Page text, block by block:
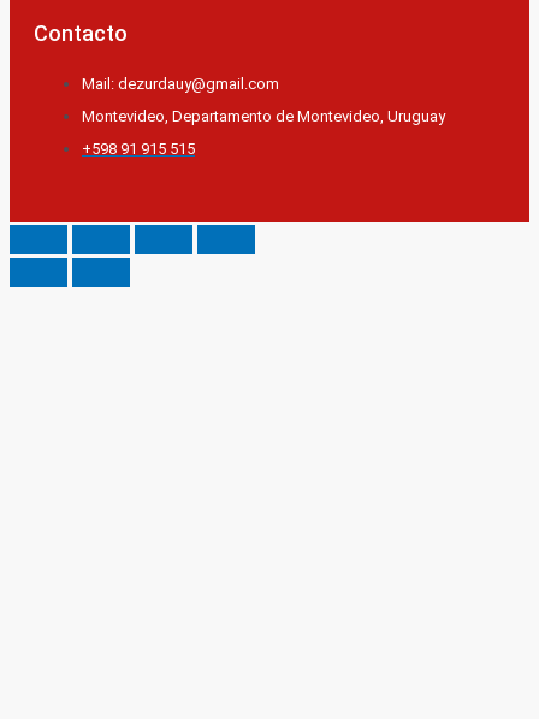
Contacto
Mail: dezurdauy@gmail.com
Montevideo, Departamento de Montevideo, Uruguay
+598 91 915 515